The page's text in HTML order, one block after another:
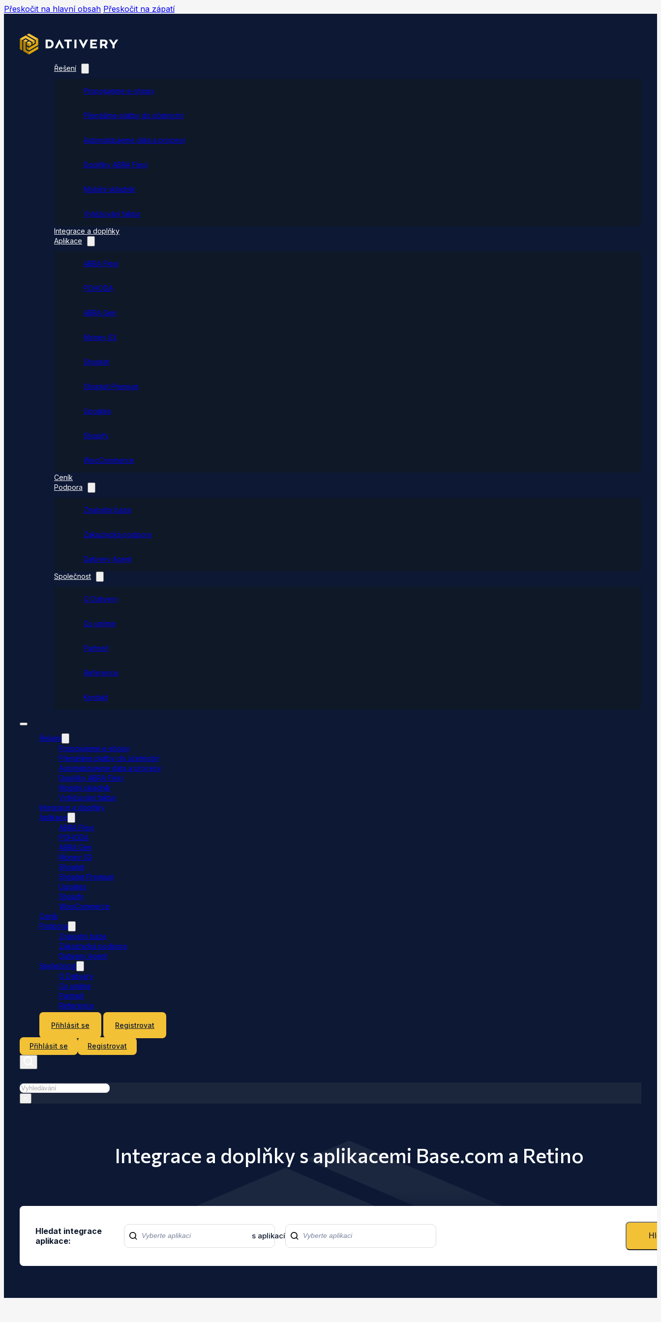
Přeskočit na hlavní obsah Přeskočit na zápatí
Řešení
Propojujeme e-shopy
Přenášíme platby do účetnictví
Automatizujeme data a procesy
Doplňky ABRA Flexi
Mobilní skladník
Vytěžování faktur
Integrace a doplňky
Aplikace
ABRA Flexi
POHODA
ABRA Gen
Money S3
Shoptet
Shoptet Premium
Upgates
Shopify
WooCommerce
Ceník
Podpora
Znalostní báze
Zákaznická podpora
Dativery Agent
Společnost
O Dativery
Co umíme
Partneři
Reference
Kontakt
Řešení
Propojujeme e-shopy
Přenášíme platby do účetnictví
Automatizujeme data a procesy
Doplňky ABRA Flexi
Mobilní skladník
Vytěžování faktur
Integrace a doplňky
Aplikace
ABRA Flexi
POHODA
ABRA Gen
Money S3
Shoptet
Shoptet Premium
Upgates
Shopify
WooCommerce
Ceník
Podpora
Znalostní báze
Zákaznická podpora
Dativery Agent
Společnost
O Dativery
Co umíme
Partneři
Reference
Přihlásit se
Registrovat
Přihlásit se Registrovat
Hledat
Integrace a doplňky s aplikacemi Base.com a Retino
Hledat integrace
aplikace:
s aplikací